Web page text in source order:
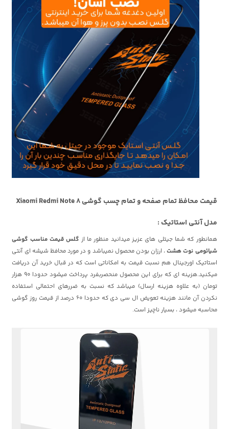
قیمت محافظ تمام صفحه و تمام چسب گوشی Xiaomi Redmi Note 8
مدل آنتی استاتیک :
همانطور که شما جیتلی های عزیز میدانید منظور ما از گلس قیمت مناسب گوشی
شیائومی نوت هشت ، ارزان بودن محصول نمیباشد و در مورد محافظ شیشه ای آنتی
استاتیک اورجینال هم نسبت قیمت به امکاناتی است که در قبال خرید آن دریافت
میکنید.هزینه ای که برای این محصول منحصربفرد پرداخت میشود حدودا 90 هزار
تومان (به علاوه هزینه ارسال) میباشد که نسبت به ضررهای احتمالی استفاده
نکردن آن مانند هزینه تعویض ال سی دی که حدودا 60 درصد از قیمت روز گوشی
محاسبه میشود ، بسیار ناچیز است.